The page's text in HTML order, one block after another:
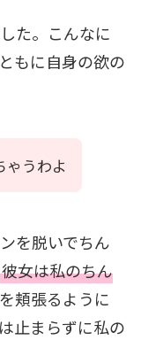
た。こんなに
もに自身の欲の
ゃうわよ
を脱いでちん
彼女は私のちん
頬張るように
止まらずに私の